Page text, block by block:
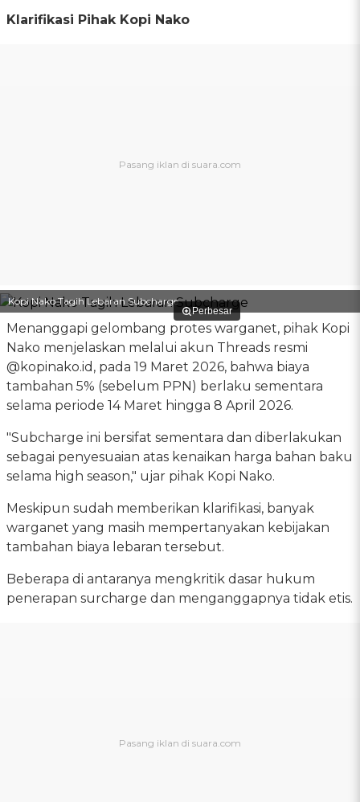
Klarifikasi Pihak Kopi Nako
Perbesar
Kopi Nako Tagih Lebaran Subcharge
Menanggapi gelombang protes warganet, pihak Kopi
Nako menjelaskan melalui akun Threads resmi
@kopinako.id, pada 19 Maret 2026, bahwa biaya
tambahan 5% (sebelum PPN) berlaku sementara
selama periode 14 Maret hingga 8 April 2026.
"Subcharge ini bersifat sementara dan diberlakukan
sebagai penyesuaian atas kenaikan harga bahan baku
selama high season," ujar pihak Kopi Nako.
Meskipun sudah memberikan klarifikasi, banyak
warganet yang masih mempertanyakan kebijakan
tambahan biaya lebaran tersebut.
Beberapa di antaranya mengkritik dasar hukum
penerapan surcharge dan menganggapnya tidak etis.